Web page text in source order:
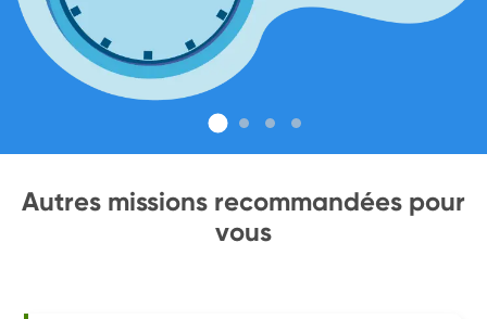
Autres missions recommandées pour
vous